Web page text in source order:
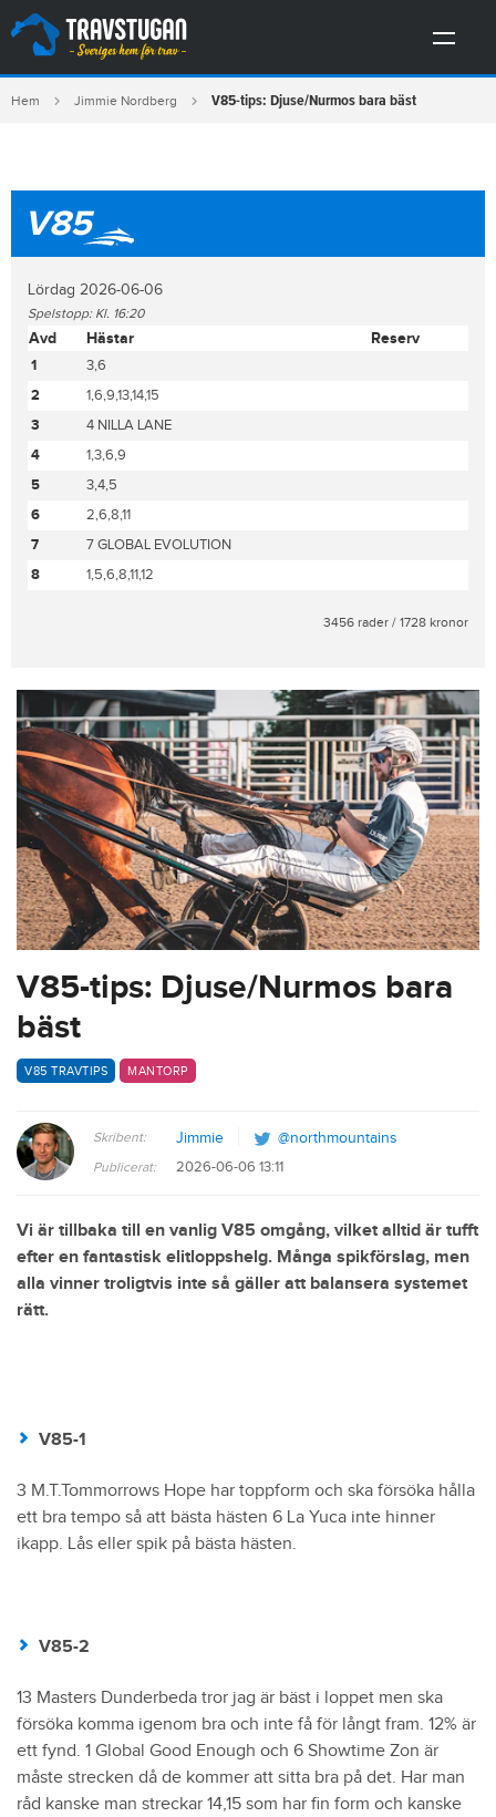
Hem Jimmie Nordberg V85-tips: Djuse/Nurmos bara bäst
V85
Lördag 2026-06-06
Spelstopp: Kl. 16:20
Avd Hästar Reserv
1
3,6
2
1,6,9,13,14,15
3
4 NILLA LANE
4
1,3,6,9
5
3,4,5
6
2,6,8,11
7
7 GLOBAL EVOLUTION
8
1,5,6,8,11,12
3456 rader / 1728 kronor
V85-tips: Djuse/Nurmos bara
bäst
V85 TRAVTIPS MANTORP
Skribent: Jimmie @northmountains
Publicerat: 2026-06-06 13:11
Vi är tillbaka till en vanlig V85 omgång, vilket alltid är tufft
efter en fantastisk elitloppshelg. Många spikförslag, men
alla vinner troligtvis inte så gäller att balansera systemet
rätt.
V85-1
3 M.T.Tommorrows Hope har toppform och ska försöka hålla
ett bra tempo så att bästa hästen 6 La Yuca inte hinner
ikapp. Lås eller spik på bästa hästen.
V85-2
13 Masters Dunderbeda tror jag är bäst i loppet men ska
försöka komma igenom bra och inte få för långt fram. 12% är
ett fynd. 1 Global Good Enough och 6 Showtime Zon är
måste strecken då de kommer att sitta bra på det. Har man
råd kanske man streckar 14,15 som har fin form och kanske